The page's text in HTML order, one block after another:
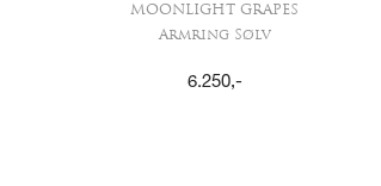
MOONLIGHT GRAPES
Armring Sølv
6.250,-